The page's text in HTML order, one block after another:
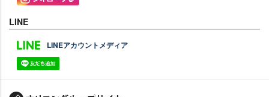
LINE
LINEアカウントメディア